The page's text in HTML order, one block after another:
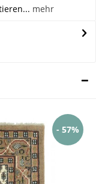
mehr
- 57%